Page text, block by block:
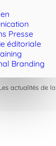
Presse
éditoriale
Branding
actualités de